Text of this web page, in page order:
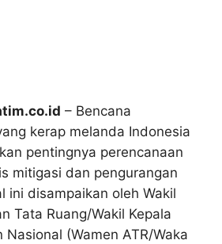
– Bencana
kerap melanda Indonesia
pentingnya perencanaan
mitigasi dan pengurangan
ini disampaikan oleh Wakil
Tata Ruang/Wakil Kepala
(Wamen ATR/Waka